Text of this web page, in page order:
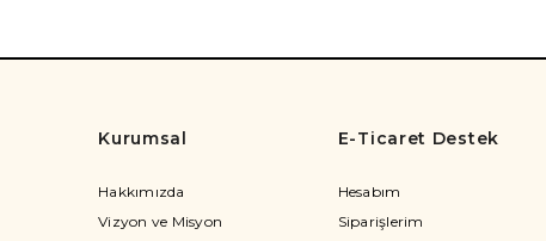
Kurumsal
Hakkımızda
Vizyon ve Misyon
E-Ticaret Destek
Hesabım
Siparişlerim